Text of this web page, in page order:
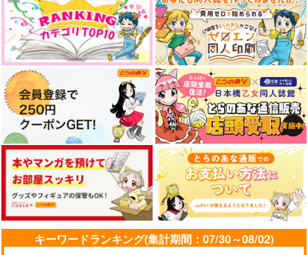
キーワードランキング(集計期間：07/30～08/02)